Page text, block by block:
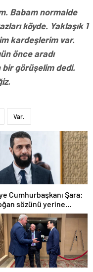
Babam normalde
köyde. Yaklaşık 1
kardeşlerim var.
önce aradı
bir görüşelim dedi.
Var.
Cumhurbaşkanı Şara:
sözünü yerine
Trump’a da çok
ederim